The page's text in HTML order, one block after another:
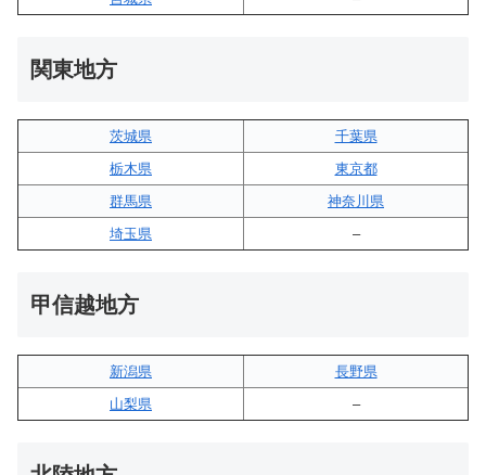
関東地方
茨城県
千葉県
栃木県
東京都
群馬県
神奈川県
埼玉県
–
甲信越地方
新潟県
長野県
山梨県
–